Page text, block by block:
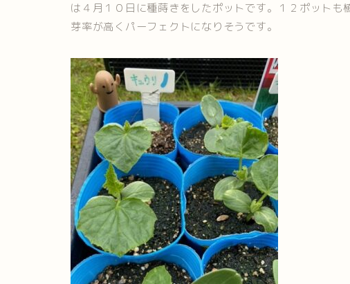
は４月１０日に種蒔きをしたポットです。１２ポット
芽率が高くパーフェクトになりそうです。